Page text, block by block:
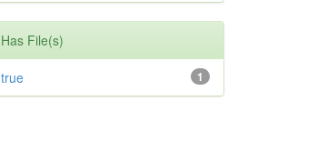
Has File(s)
1
true